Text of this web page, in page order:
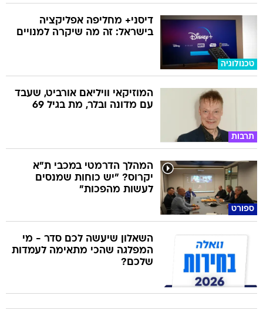
טכנולוגיה
דיסני+ מחליפה אפליקציה
בישראל: זה מה שיקרה למנויים
תרבות
המוזיקאי וויליאם אורביט, שעבד
עם מדונה ובלר, מת בגיל 69
ספורט
המהלך הדרמטי במכבי ת"א
יקרוס? "יש כוחות שמנסים
לעשות מהפכות"
השאלון שיעשה לכם סדר - מי
המפלגה שהכי מתאימה לעמדות
שלכם?